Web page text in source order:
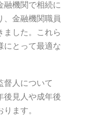
融機関で相続に
、金融機関職員
ました。これら
にとって最適な
督人について
後見人や成年後
ます。